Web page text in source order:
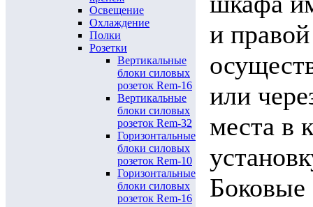
Освещение
Охлаждение
Полки
Розетки
Вертикальные
блоки силовых
розеток Rem-16
Вертикальные
блоки силовых
розеток Rem-32
Горизонтальные
блоки силовых
розеток Rem-10
Горизонтальные
блоки силовых
розеток Rem-16
и
или
места в
Боковые